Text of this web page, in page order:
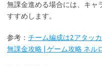
無課金進める場合には、キャ
すすめします。
参考： チーム編成は2アタッ
無課金攻略 | ゲーム攻略 ネル